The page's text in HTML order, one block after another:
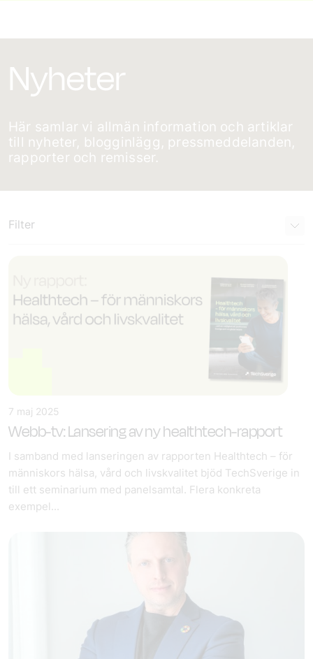
Nyheter
Här samlar vi allmän information och artiklar
till nyheter, blogginlägg, pressmeddelanden,
rapporter och remisser.
Filter
7 maj 2025
Webb-tv: Lansering av ny healthtech-rapport
I samband med lanseringen av rapporten Healthtech – för
människors hälsa, vård och livskvalitet bjöd TechSverige in
till ett seminarium med panelsamtal. Flera konkreta
exempel...